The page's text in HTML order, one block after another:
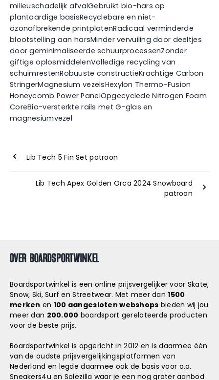
milieuschadelijk afvalGebruikt bio-hars op
plantaardige basisRecyclebare en niet-
ozonafbrekende printplatenRadicaal verminderde
blootstelling aan harsMinder vervuiling door deeltjes
door geminimaliseerde schuurprocessenZonder
giftige oplosmiddelenVolledige recycling van
schuimrestenRobuuste constructieKrachtige Carbon
StringerMagnesium vezelsHexylon Thermo-Fusion
Honeycomb Power PanelOpgecyclede Nitrogen Foam
CoreBio-versterkte rails met G-glas en
magnesiumvezel
Lib Tech 5 Fin Set patroon
Lib Tech Apex Golden Orca 2024 Snowboard
patroon
OVER BOARDSPORTWINKEL
Boardsportwinkel is een online prijsvergelijker voor Skate,
Snow, Ski, Surf en Streetwear. Met meer dan1500
merken en 100 aangesloten webshops bieden wij jou
meer dan 200.000 boardsport gerelateerde producten
voor de beste prijs.
Boardsportwinkel is opgericht in 2012 en is daarmee één
van de oudste prijsvergelijkingsplatformen van
Nederland en legde daarmee ook de basis voor o.a.
Sneakers4u en Solezilla waar je een nog groter aanbod